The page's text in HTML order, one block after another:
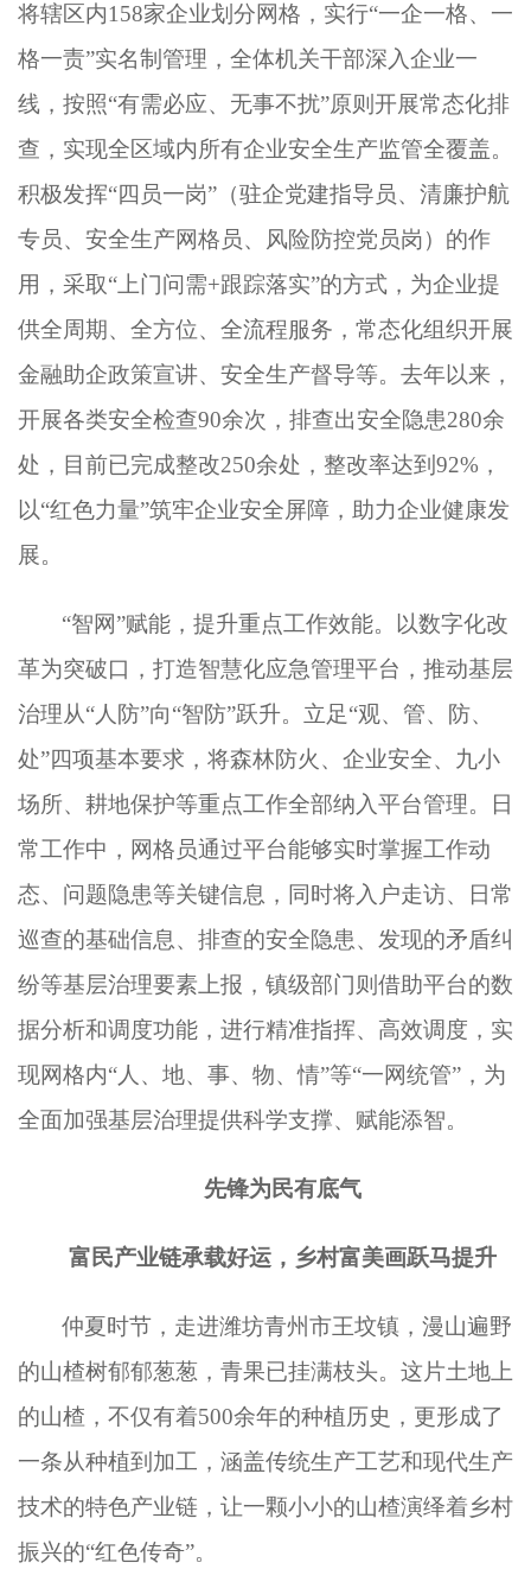
将辖区内158家企业划分网格，实行“一企一格、一
格一责”实名制管理，全体机关干部深入企业一
线，按照“有需必应、无事不扰”原则开展常态化排
查，实现全区域内所有企业安全生产监管全覆盖。
积极发挥“四员一岗”（驻企党建指导员、清廉护航
专员、安全生产网格员、风险防控党员岗）的作
用，采取“上门问需+跟踪落实”的方式，为企业提
供全周期、全方位、全流程服务，常态化组织开展
金融助企政策宣讲、安全生产督导等。去年以来，
开展各类安全检查90余次，排查出安全隐患280余
处，目前已完成整改250余处，整改率达到92%，
以“红色力量”筑牢企业安全屏障，助力企业健康发
展。
“智网”赋能，提升重点工作效能。
以数字化改
革为突破口，打造智慧化应急管理平台，推动基层
治理从“人防”向“智防”跃升。立足“观、管、防、
处”四项基本要求，将森林防火、企业安全、九小
场所、耕地保护等重点工作全部纳入平台管理。日
常工作中，网格员通过平台能够实时掌握工作动
态、问题隐患等关键信息，同时将入户走访、日常
巡查的基础信息、排查的安全隐患、发现的矛盾纠
纷等基层治理要素上报，镇级部门则借助平台的数
据分析和调度功能，进行精准指挥、高效调度，实
现网格内“人、地、事、物、情”等“一网统管”，为
全面加强基层治理提供科学支撑、赋能添智。
先锋为民有底气
富民产业链承载好运，乡村富美画跃马提升
仲夏时节，走进潍坊青州市王坟镇，漫山遍野
的山楂树郁郁葱葱，青果已挂满枝头。这片土地上
的山楂，不仅有着500余年的种植历史，更形成了
一条从种植到加工，涵盖传统生产工艺和现代生产
技术的特色产业链，让一颗小小的山楂演绎着乡村
振兴的“红色传奇”。